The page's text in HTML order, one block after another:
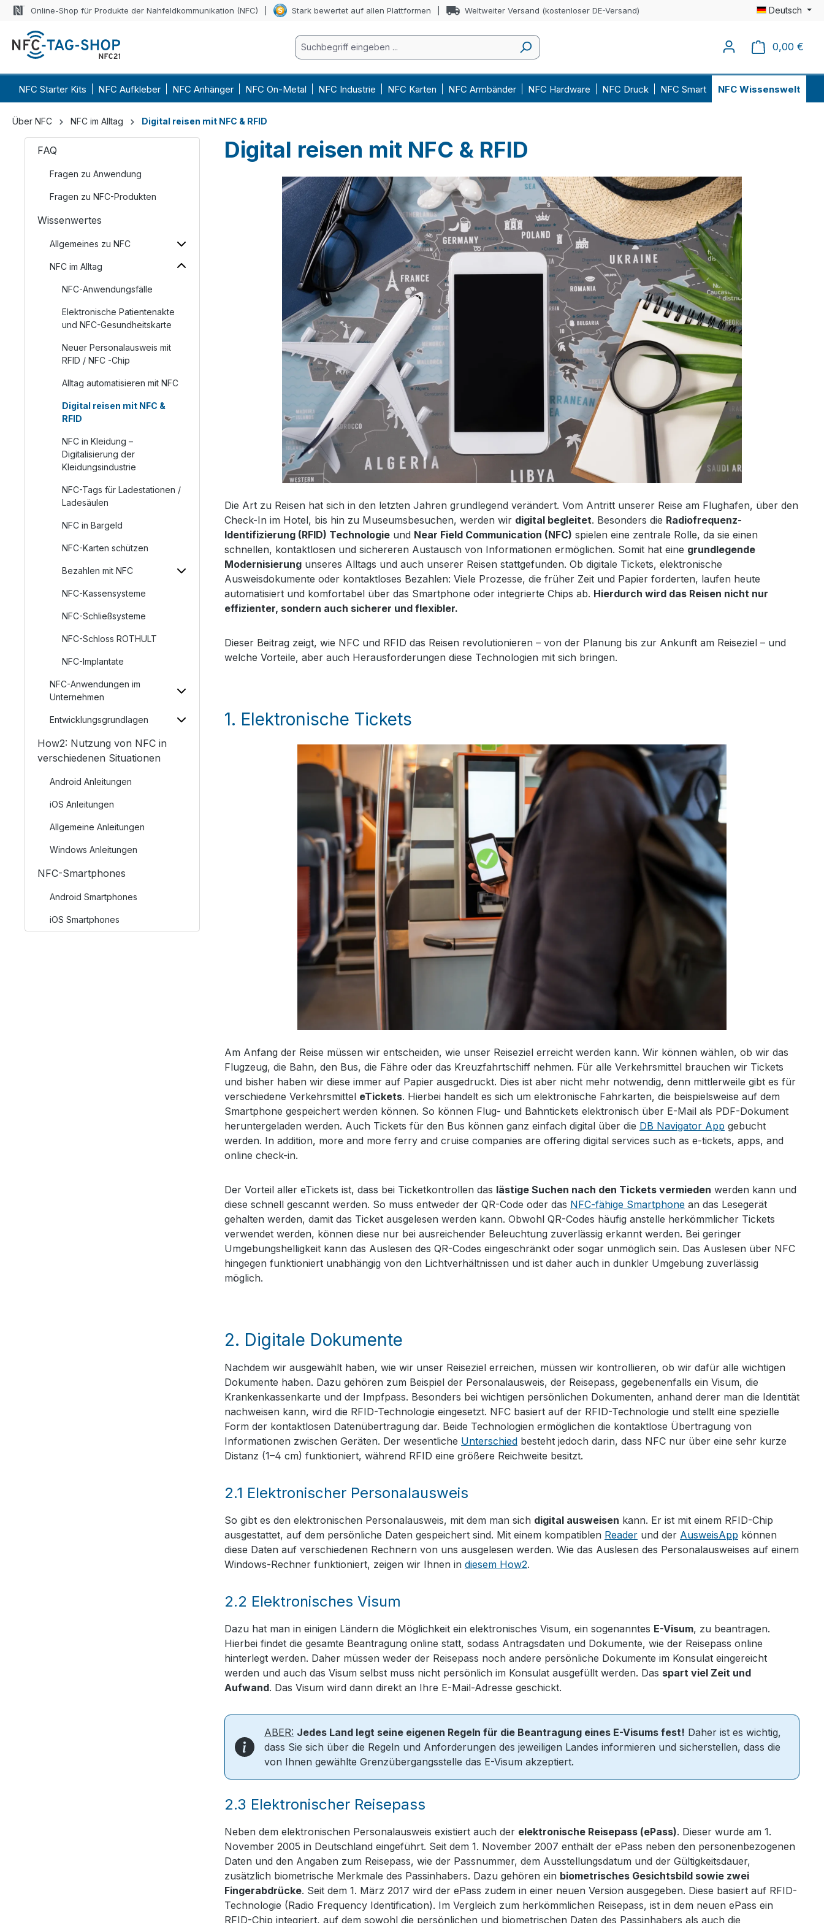
Online-Shop für Produkte der Nahfeldkommunikation (NFC) Stark bewertet auf allen Plattformen Weltweiter Versand (kostenloser DE-Versand) Deutsch
0,00 €
NFC Starter Kits NFC Aufkleber NFC Anhänger NFC On-Metal NFC Industrie NFC Karten NFC Armbänder NFC Hardware NFC Druck NFC Smart NFC Wissenswelt
Über NFC NFC im Alltag Digital reisen mit NFC & RFID
FAQ
Fragen zu Anwendung
Fragen zu NFC-Produkten
Wissenwertes
Allgemeines zu NFC
NFC im Alltag
NFC-Anwendungsfälle
Elektronische Patientenakte
und NFC-Gesundheitskarte
Neuer Personalausweis mit
RFID / NFC -Chip
Alltag automatisieren mit NFC
Digital reisen mit NFC &
RFID
NFC in Kleidung –
Digitalisierung der
Kleidungsindustrie
NFC-Tags für Ladestationen /
Ladesäulen
NFC in Bargeld
NFC-Karten schützen
Bezahlen mit NFC
NFC-Kassensysteme
NFC-Schließsysteme
NFC-Schloss ROTHULT
NFC-Implantate
NFC-Anwendungen im
Unternehmen
Entwicklungsgrundlagen
How2: Nutzung von NFC in
verschiedenen Situationen
Android Anleitungen
iOS Anleitungen
Allgemeine Anleitungen
Windows Anleitungen
NFC-Smartphones
Android Smartphones
iOS Smartphones
Digital reisen mit NFC & RFID
Die Art zu Reisen hat sich in den letzten Jahren grundlegend verändert. Vom Antritt unserer Reise am Flughafen, über den
Check-In im Hotel, bis hin zu Museumsbesuchen, werden wir digital begleitet. Besonders die Radiofrequenz-
Identifizierung (RFID) Technologie und Near Field Communication (NFC) spielen eine zentrale Rolle, da sie einen
schnellen, kontaktlosen und sichereren Austausch von Informationen ermöglichen. Somit hat eine grundlegende
Modernisierung unseres Alltags und auch unserer Reisen stattgefunden. Ob digitale Tickets, elektronische
Ausweisdokumente oder kontaktloses Bezahlen: Viele Prozesse, die früher Zeit und Papier forderten, laufen heute
automatisiert und komfortabel über das Smartphone oder integrierte Chips ab. Hierdurch wird das Reisen nicht nur
effizienter, sondern auch sicherer und flexibler.
Dieser Beitrag zeigt, wie NFC und RFID das Reisen revolutionieren – von der Planung bis zur Ankunft am Reiseziel – und
welche Vorteile, aber auch Herausforderungen diese Technologien mit sich bringen.
1. Elektronische Tickets
Am Anfang der Reise müssen wir entscheiden, wie unser Reiseziel erreicht werden kann. Wir können wählen, ob wir das
Flugzeug, die Bahn, den Bus, die Fähre oder das Kreuzfahrtschiff nehmen. Für alle Verkehrsmittel brauchen wir Tickets
und bisher haben wir diese immer auf Papier ausgedruckt. Dies ist aber nicht mehr notwendig, denn mittlerweile gibt es für
verschiedene Verkehrsmittel eTickets. Hierbei handelt es sich um elektronische Fahrkarten, die beispielsweise auf dem
Smartphone gespeichert werden können. So können Flug- und Bahntickets elektronisch über E-Mail als PDF-Dokument
heruntergeladen werden. Auch Tickets für den Bus können ganz einfach digital über die DB Navigator App gebucht
werden. In addition, more and more ferry and cruise companies are offering digital services such as e-tickets, apps, and
online check-in.
Der Vorteil aller eTickets ist, dass bei Ticketkontrollen das lästige Suchen nach den Tickets vermieden werden kann und
diese schnell gescannt werden. So muss entweder der QR-Code oder das NFC-fähige Smartphone an das Lesegerät
gehalten werden, damit das Ticket ausgelesen werden kann. Obwohl QR-Codes häufig anstelle herkömmlicher Tickets
verwendet werden, können diese nur bei ausreichender Beleuchtung zuverlässig erkannt werden. Bei geringer
Umgebungshelligkeit kann das Auslesen des QR-Codes eingeschränkt oder sogar unmöglich sein. Das Auslesen über NFC
hingegen funktioniert unabhängig von den Lichtverhältnissen und ist daher auch in dunkler Umgebung zuverlässig
möglich.
2. Digitale Dokumente
Nachdem wir ausgewählt haben, wie wir unser Reiseziel erreichen, müssen wir kontrollieren, ob wir dafür alle wichtigen
Dokumente haben. Dazu gehören zum Beispiel der Personalausweis, der Reisepass, gegebenenfalls ein Visum, die
Krankenkassenkarte und der Impfpass. Besonders bei wichtigen persönlichen Dokumenten, anhand derer man die Identität
nachweisen kann, wird die RFID-Technologie eingesetzt. NFC basiert auf der RFID-Technologie und stellt eine spezielle
Form der kontaktlosen Datenübertragung dar. Beide Technologien ermöglichen die kontaktlose Übertragung von
Informationen zwischen Geräten. Der wesentliche Unterschied besteht jedoch darin, dass NFC nur über eine sehr kurze
Distanz (1–4 cm) funktioniert, während RFID eine größere Reichweite besitzt.
2.1 Elektronischer Personalausweis
So gibt es den elektronischen Personalausweis, mit dem man sich digital ausweisen kann. Er ist mit einem RFID-Chip
ausgestattet, auf dem persönliche Daten gespeichert sind. Mit einem kompatiblen Reader und der AusweisApp können
diese Daten auf verschiedenen Rechnern von uns ausgelesen werden. Wie das Auslesen des Personalausweises auf einem
Windows-Rechner funktioniert, zeigen wir Ihnen in diesem How2.
2.2 Elektronisches Visum
Dazu hat man in einigen Ländern die Möglichkeit ein elektronisches Visum, ein sogenanntes E-Visum, zu beantragen.
Hierbei findet die gesamte Beantragung online statt, sodass Antragsdaten und Dokumente, wie der Reisepass online
hinterlegt werden. Daher müssen weder der Reisepass noch andere persönliche Dokumente im Konsulat eingereicht
werden und auch das Visum selbst muss nicht persönlich im Konsulat ausgefüllt werden. Das spart viel Zeit und
Aufwand. Das Visum wird dann direkt an Ihre E-Mail-Adresse geschickt.
ABER: Jedes Land legt seine eigenen Regeln für die Beantragung eines E-Visums fest! Daher ist es wichtig,
dass Sie sich über die Regeln und Anforderungen des jeweiligen Landes informieren und sicherstellen, dass die
von Ihnen gewählte Grenzübergangsstelle das E-Visum akzeptiert.
2.3 Elektronischer Reisepass
Neben dem elektronischen Personalausweis existiert auch der elektronische Reisepass (ePass). Dieser wurde am 1.
November 2005 in Deutschland eingeführt. Seit dem 1. November 2007 enthält der ePass neben den personenbezogenen
Daten und den Angaben zum Reisepass, wie der Passnummer, dem Ausstellungsdatum und der Gültigkeitsdauer,
zusätzlich biometrische Merkmale des Passinhabers. Dazu gehören ein biometrisches Gesichtsbild sowie zwei
Fingerabdrücke. Seit dem 1. März 2017 wird der ePass zudem in einer neuen Version ausgegeben. Diese basiert auf RFID-
Technologie (Radio Frequency Identification). Im Vergleich zum herkömmlichen Reisepass, ist in dem neuen ePass ein
RFID-Chip integriert, auf dem sowohl die persönlichen und biometrischen Daten des Passinhabers als auch die